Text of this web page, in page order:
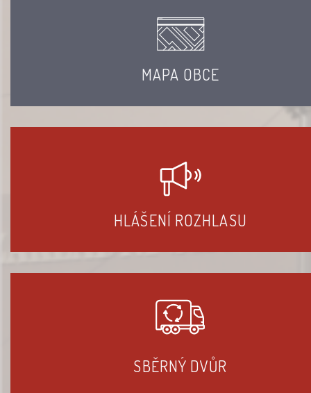
MAPA OBCE
HLÁŠENÍ ROZHLASU
SBĚRNÝ DVŮR